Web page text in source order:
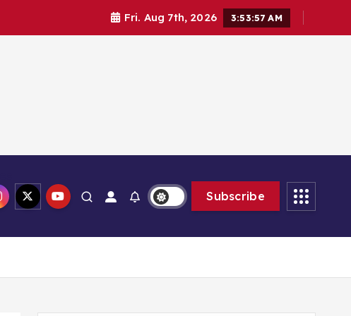
Fri. Aug 7th, 2026 3:53:58 AM
dalam memberikan solusi
Subscribe